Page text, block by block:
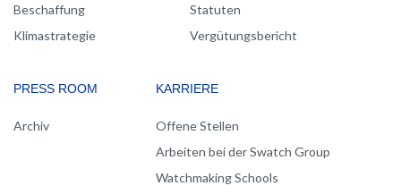
Beschaffung
Klimastrategie
Statuten
Vergütungsbericht
PRESS ROOM
Archiv
KARRIERE
Offene Stellen
Arbeiten bei der Swatch Group
Watchmaking Schools